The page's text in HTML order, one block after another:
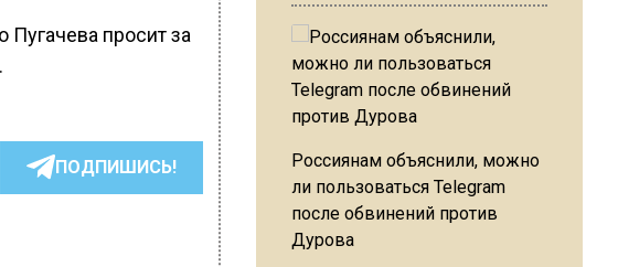
Пугачева просит за
ПОДПИШИСЬ!
Россиянам объяснили, можно
ли пользоваться Telegram
после обвинений против
Дурова